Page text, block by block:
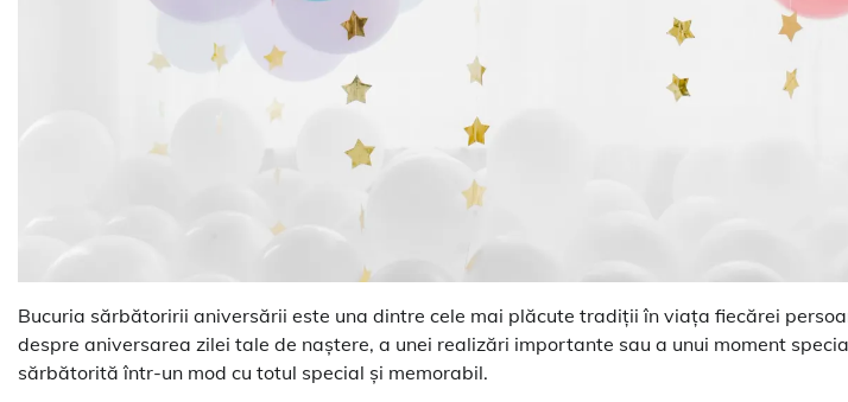
Bucuria sărbătoririi aniversării este una dintre cele mai plăcute tradiții în viața fiecărei
despre aniversarea zilei tale de naștere, a unei realizări importante sau a unui moment
sărbătorită într-un mod cu totul special și memorabil.